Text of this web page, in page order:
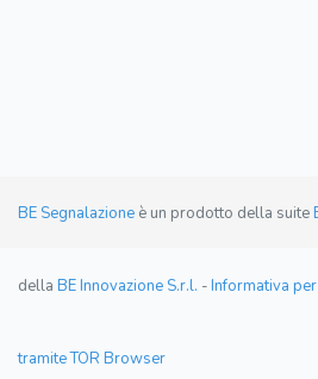
BE Segnalazione è un prodotto della suite
della BE Innovazione S.r.l. -Informativa
tramite TOR Browser